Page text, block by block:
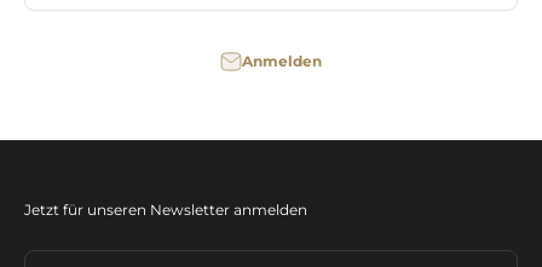
Anmelden
Jetzt für unseren Newsletter anmelden